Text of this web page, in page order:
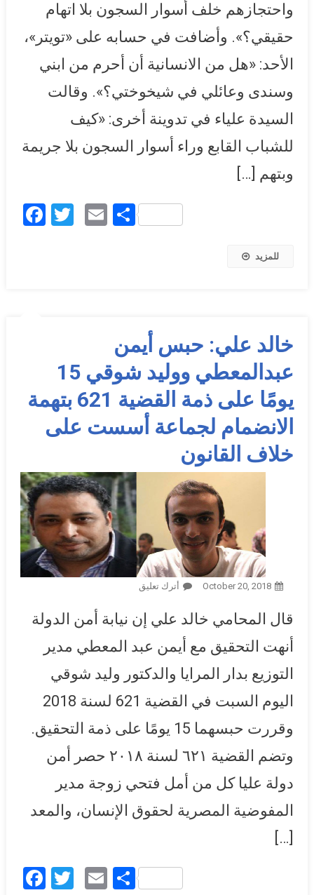
واحتجازهم خلف أسوار السجون بلا اتهام
حقيقي؟». وأضافت في حسابه على «تويتر»،
الأحد: «هل من الانسانية أن أحرم من ابني
وسندى وعائلي في شيخوختي؟». وقالت
السيدة علياء في تدوينة أخرى: «كيف
للشباب القابع وراء أسوار السجون بلا جريمة
وبتهم […]
Facebook
Twitter
EmailShare
للمزيد
خالد علي: حبس أيمن
عبدالمعطي ووليد شوقي 15
يومًا على ذمة القضية 621 بتهمة
الانضمام لجماعة أسست على
خلاف القانون
October 20, 2018 أترك تعليق
على ذمة القضية 621 بتهمة
خلاف القانون
قال المحامي خالد علي إن نيابة أمن الدولة
أنهت التحقيق مع أيمن عبد المعطي مدير
التوزيع بدار المرايا والدكتور وليد شوقي
اليوم السبت في القضية 621 لسنة 2018
وقررت حبسهما 15 يومًا على ذمة التحقيق.
وتضم القضية ٦٢١ لسنة ٢٠١٨ حصر أمن
دولة عليا كل من أمل فتحي زوجة مدير
المفوضية المصرية لحقوق الإنسان، والمعد
[…]
Facebook
Twitter
EmailShare